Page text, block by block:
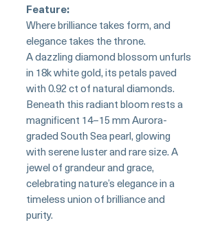
Feature:
Where brilliance takes form, and
elegance takes the throne.
A dazzling diamond blossom unfurls
in 18k white gold, its petals paved
with 0.92 ct of natural diamonds.
Beneath this radiant bloom rests a
magnificent 14–15 mm Aurora-
graded South Sea pearl, glowing
with serene luster and rare size. A
jewel of grandeur and grace,
celebrating nature’s elegance in a
timeless union of brilliance and
purity.